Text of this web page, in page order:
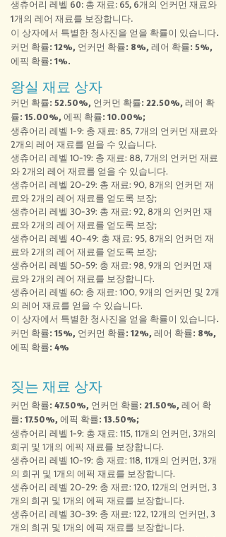
생츄어리 레벨 60: 총 재료: 65, 6개의 언커먼 재료와
1개의 레어 재료를 보장합니다.
이 상자에서 특별한 청사진을 얻을 확률이 있습니다.
커먼 확률: 12%, 언커먼 확률: 8%, 레어 확률: 5%,
에픽 확률: 1%.
왕실 재료 상자
커먼 확률: 52.50%, 언커먼 확률: 22.50%, 레어 확
률: 15.00%, 에픽 확률: 10.00%;
생츄어리 레벨 1-9: 총 재료: 85, 7개의 언커먼 재료와
2개의 레어 재료를 얻을 수 있습니다.
생츄어리 레벨 10-19: 총 재료: 88, 7개의 언커먼 재료
와 2개의 레어 재료를 얻을 수 있습니다.
생츄어리 레벨 20-29: 총 재료: 90, 8개의 언커먼 재
료와 2개의 레어 재료를 얻도록 보장;
생츄어리 레벨 30-39: 총 재료: 92, 8개의 언커먼 재
료와 2개의 레어 재료를 얻도록 보장;
생츄어리 레벨 40-49: 총 재료: 95, 8개의 언커먼 재
료와 2개의 레어 재료를 얻도록 보장;
생츄어리 레벨 50-59: 총 재료: 98, 9개의 언커먼 재
료와 2개의 레어 재료를 보장합니다.
생츄어리 레벨 60: 총 재료: 100, 9개의 언커먼 및 2개
의 레어 재료를 얻을 수 있습니다.
이 상자에서 특별한 청사진을 얻을 확률이 있습니다.
커먼 확률: 15%, 언커먼 확률: 12%, 레어 확률: 8%,
에픽 확률: 4%
짖는 재료 상자
커먼 확률: 47.50%, 언커먼 확률: 21.50%, 레어 확
률: 17.50%, 에픽 확률: 13.50%;
생츄어리 레벨 1-9: 총 재료: 115, 11개의 언커먼, 3개의
희귀 및 1개의 에픽 재료를 보장합니다.
생츄어리 레벨 10-19: 총 재료: 118, 11개의 언커먼, 3개
의 희귀 및 1개의 에픽 재료를 보장합니다.
생츄어리 레벨 20-29: 총 재료: 120, 12개의 언커먼, 3
개의 희귀 및 1개의 에픽 재료를 보장합니다.
생츄어리 레벨 30-39: 총 재료: 122, 12개의 언커먼, 3
개의 희귀 및 1개의 에픽 재료를 보장합니다.